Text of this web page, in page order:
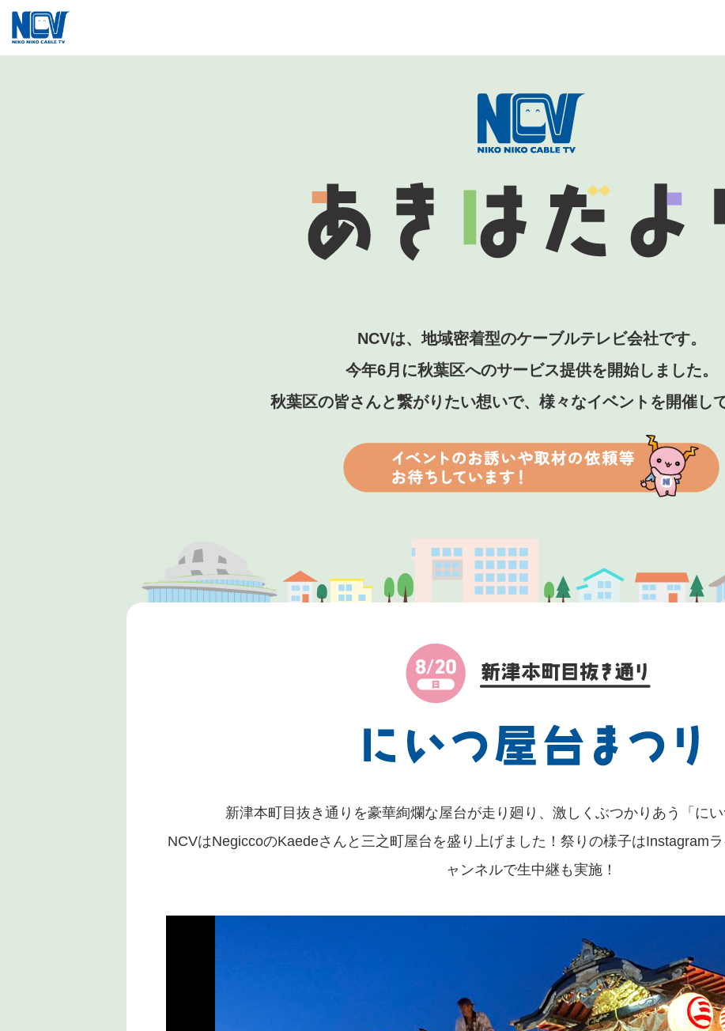
NCVは、地域密着型のケーブルテレビ会社です。
今年6月に秋葉区へのサービス提供を開始しました。
秋葉区の皆さんと繋がりたい想いで、様々なイベントを開催し
新津本町目抜き通りを豪華絢爛な屋台が走り廻り、激しくぶつかりあう「にい
NCVはNegiccoのKaedeさんと三之町屋台を盛り上げました！祭りの様子はInstagram
ャンネルで生中継も実施！